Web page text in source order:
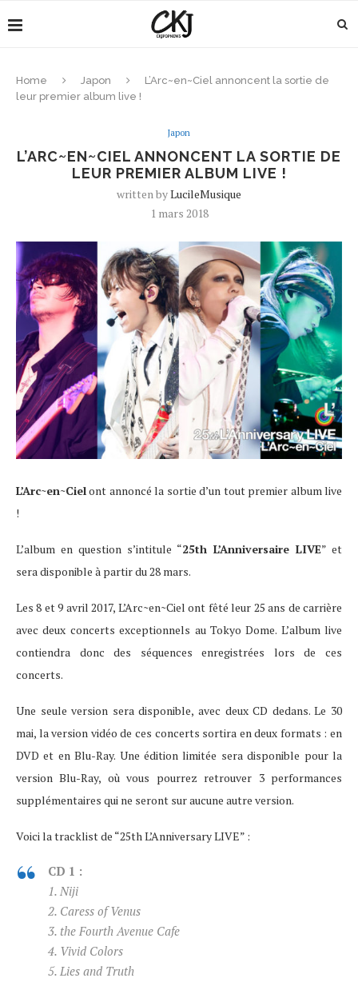
Home Japon
L’Arc~en~Ciel annoncent la sortie de
leur premier album live !
Japon
L’ARC~EN~CIEL ANNONCENT LA SORTIE DE
LEUR PREMIER ALBUM LIVE !
written byLucileMusique
1 mars 2018
L’Arc~en~Cielont annoncé la sortie d’un tout premier album live
!
L’album en question s’intitule “25th L’Anniversaire LIVE” et
sera disponible à partir du 28 mars.
Les 8 et 9 avril 2017, L’Arc~en~Ciel ont fêté leur 25 ans de carrière
avec deux concerts exceptionnels au Tokyo Dome. L’album live
contiendra donc des séquences enregistrées lors de ces
concerts.
Une seule version sera disponible, avec deux CD dedans. Le 30
mai, la version vidéo de ces concerts sortira en deux formats : en
DVD et en Blu-Ray. Une édition limitée sera disponible pour la
version Blu-Ray, où vous pourrez retrouver 3 performances
supplémentaires qui ne seront sur aucune autre version.
Voici la tracklist de “25th L’Anniversary LIVE” :
CD 1 :
1. Niji
2. Caress of Venus
3. the Fourth Avenue Cafe
4. Vivid Colors
5. Lies and Truth